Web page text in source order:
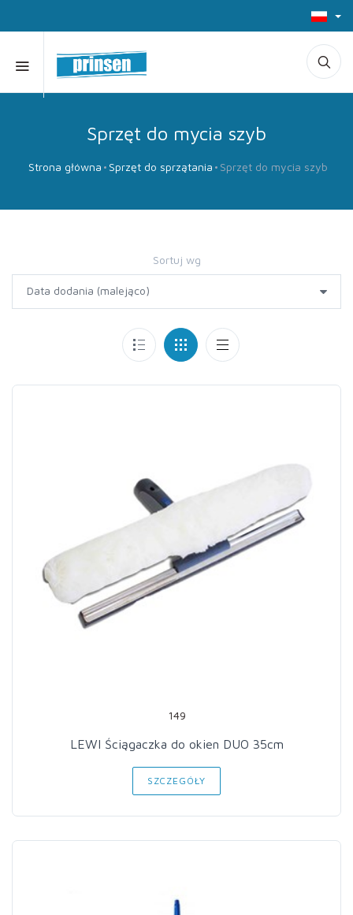
Sprzęt do mycia szyb
Strona główna Sprzęt do sprzątania Sprzęt do mycia szyb
Sortuj wg
149
LEWI Ściągaczka do okien DUO 35cm
SZCZEGÓŁY